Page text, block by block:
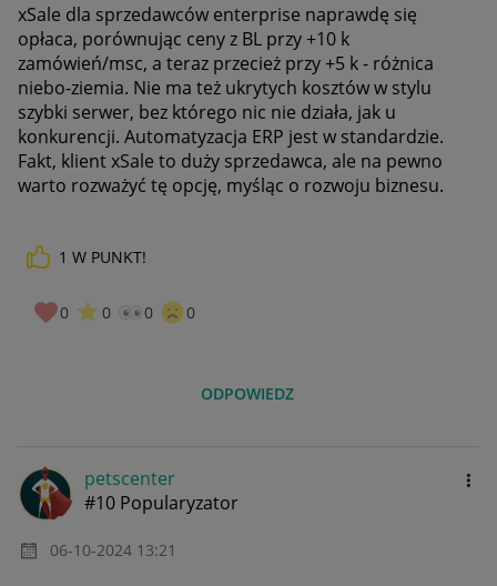
xSale dla sprzedawców enterprise naprawdę się
opłaca, porównując ceny z BL przy +10 k
zamówień/msc, a teraz przecież przy +5 k - różnica
niebo-ziemia. Nie ma też ukrytych kosztów w stylu
szybki serwer, bez którego nic nie działa, jak u
konkurencji. Automatyzacja ERP jest w standardzie.
Fakt, klient xSale to duży sprzedawca, ale na pewno
warto rozważyć tę opcję, myśląc o rozwoju biznesu.
1 W PUNKT!
0 0 0 0
ODPOWIEDZ
petscenter
#10 Popularyzator
‎06-10-2024 13:21